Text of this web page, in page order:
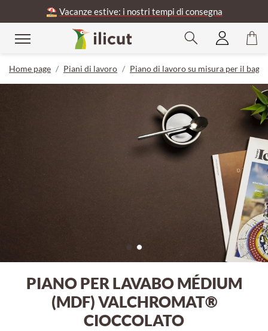
⛱️ Vacanze estive: i nostri tempi di consegna
Home page Piani di lavoro Piano di lavoro su misura per il
PIANO PER LAVABO MÉDIUM
(MDF) VALCHROMAT®
CIOCCOLATO